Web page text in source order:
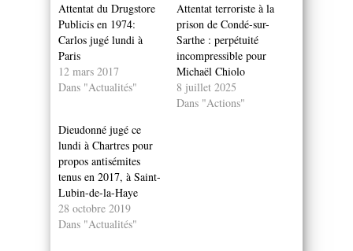
Attentat du Drugstore
Publicis en 1974:
Carlos jugé lundi à
Paris
12 mars 2017
Dans "Actualités"
Attentat terroriste à la
prison de Condé-sur-
Sarthe : perpétuité
incompressible pour
Michaël Chiolo
8 juillet 2025
Dans "Actions"
Dieudonné jugé ce
lundi à Chartres pour
propos antisémites
tenus en 2017, à Saint-
Lubin-de-la-Haye
28 octobre 2019
Dans "Actualités"